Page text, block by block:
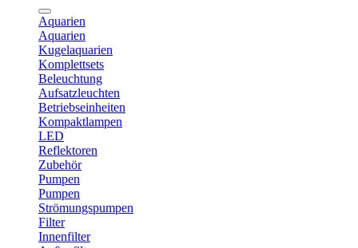
Aquarien
Aquarien
Kugelaquarien
Komplettsets
Beleuchtung
Aufsatzleuchten
Betriebseinheiten
Kompaktlampen
LED
Reflektoren
Zubehör
Pumpen
Pumpen
Strömungspumpen
Filter
Innenfilter